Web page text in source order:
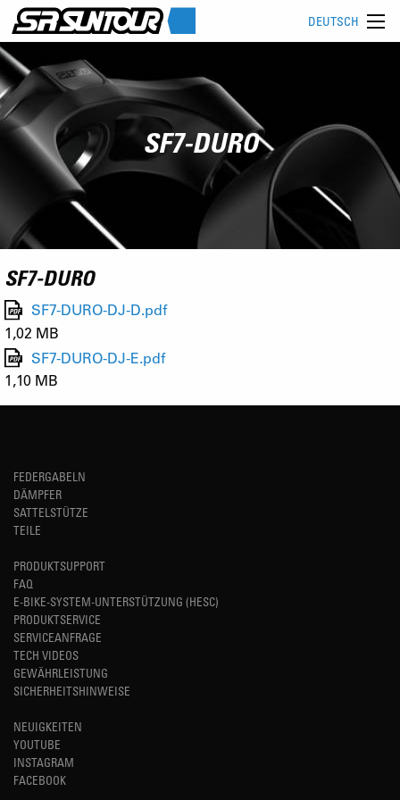
DEUTSCH
SF7-DURO
SF7-DURO
SF7-DURO-DJ-D.pdf
1,02 MB
SF7-DURO-DJ-E.pdf
1,10 MB
FEDERGABELN
DÄMPFER
SATTELSTÜTZE
TEILE
PRODUKTSUPPORT
FAQ
E-BIKE-SYSTEM-UNTERSTÜTZUNG (HESC)
PRODUKTSERVICE
SERVICEANFRAGE
TECH VIDEOS
GEWÄHRLEISTUNG
SICHERHEITSHINWEISE
NEUIGKEITEN
YOUTUBE
INSTAGRAM
FACEBOOK